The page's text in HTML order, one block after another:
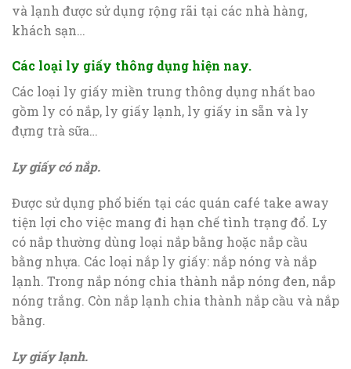
và lạnh được sử dụng rộng rãi tại các nhà hàng,
khách sạn…
Các loại ly giấy thông dụng hiện nay.
Các loại ly giấy miền trung thông dụng nhất bao
gồm ly có nắp, ly giấy lạnh, ly giấy in sẵn và ly
đựng trà sữa…
Ly giấy có nắp.
Được sử dụng phổ biến tại các quán café take away
tiện lợi cho việc mang đi hạn chế tình trạng đổ. Ly
có nắp thường dùng loại nắp bằng hoặc nắp cầu
bằng nhựa. Các loại nắp ly giấy: nắp nóng và nắp
lạnh. Trong nắp nóng chia thành nắp nóng đen, nắp
nóng trắng. Còn nắp lạnh chia thành nắp cầu và nắp
bằng.
Ly giấy lạnh.